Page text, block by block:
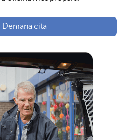
Demana cita